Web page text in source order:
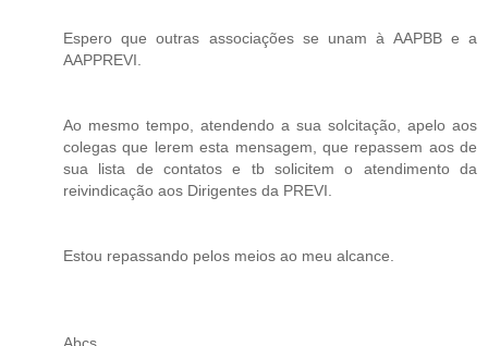
Espero que outras associações se unam à AAPBB e a
AAPPREVI.
Ao mesmo tempo, atendendo a sua solcitação, apelo aos
colegas que lerem esta mensagem, que repassem aos de
sua lista de contatos e tb solicitem o atendimento da
reivindicação aos Dirigentes da PREVI.
Estou repassando pelos meios ao meu alcance.
Abçs